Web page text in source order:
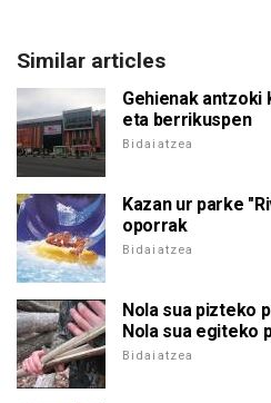
Similar articles
Gehienak
eta berrikuspen
Bidaiatzea
Kazan ur parke
oporrak
Bidaiatzea
Nola sua pizteko
Nola sua egiteko
Bidaiatzea